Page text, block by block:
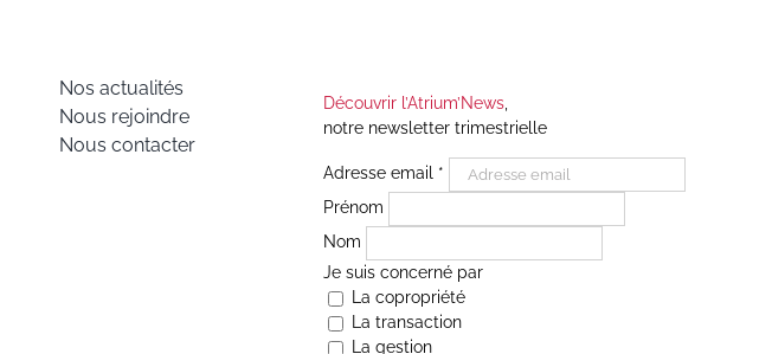
Nos actualités
Nous rejoindre
Nous contacter
Découvrir l’Atrium’News,
notre newsletter trimestrielle
Adresse email *
Prénom
Nom
Je suis concerné par
La copropriété
La transaction
La gestion